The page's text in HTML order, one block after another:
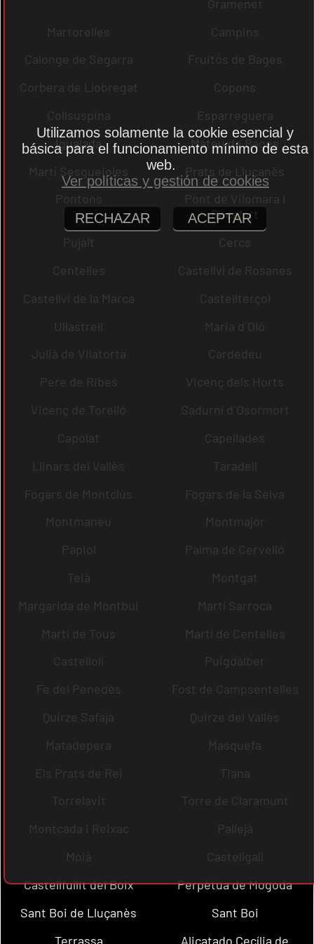
Gramenet
Martorelles
Campins
Calonge de Segarra
Fruitós de Bages
Corbera de Llobregat
Copons
Collsuspina
Esparreguera
Igualada
Mateu de Bages
Martí Sesgueioles
Prats de Lluçanès
Pontons
Pont de Vilomara i
Rocafort
Pujalt
Cercs
Centelles
Castellví de Rosanes
Castellví de la Marca
Castellterçol
Ullastrell
Maria d´Oló
Julià de Vilatorta
Cardedeu
Pere de Ribes
Vicenç dels Horts
Vicenç de Torelló
Sadurní d´Osormort
Capolat
Capellades
Llinars del Vallès
Taradell
Fogars de Montclús
Fogars de la Selva
Montmaneu
Montmajor
Papiol
Palma de Cervelló
Teià
Montgat
Margarida de Montbui
Martí Sarroca
Martí de Tous
Martí de Centelles
Castellolí
Puigdàlber
Fe del Penedès
Fost de Campsentelles
Quirze Safaja
Quirze del Vallès
Matadepera
Masquefa
Els Prats de Rei
Tiana
Torrelavit
Torre de Claramunt
Montcada i Reixac
Pallejà
Moià
Castellgalí
Castellfullit del Boix
Perpètua de Mogoda
Sant Boi de Lluçanès
Sant Boi
Terrassa
Alicatado Cecília de
Utilizamos solamente la cookie esencial y
básica para el funcionamiento mínimo de esta
web.
Ver políticas y gestión de cookies
RECHAZAR ACEPTAR